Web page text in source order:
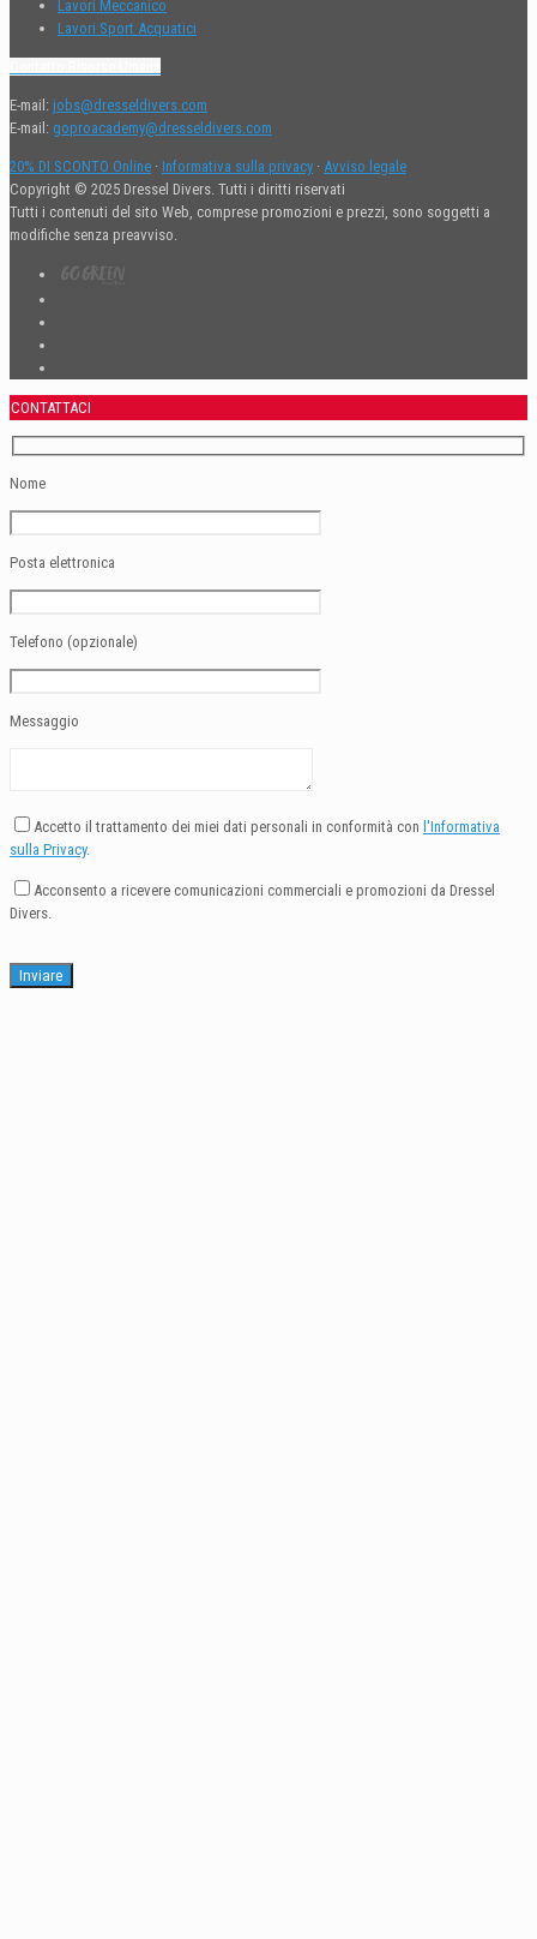
Lavori Meccanico
Lavori Sport Acquatici
E-mail: jobs@dresseldivers.com
E-mail: goproacademy@dresseldivers.com
20% DI SCONTO Online · Informativa sulla privacy · Avviso legale
Copyright © 2025 Dressel Divers. Tutti i diritti riservati
Tutti i contenuti del sito Web, comprese promozioni e prezzi, sono soggetti a
modifiche senza preavviso.
CONTATTACI
Nome
Posta elettronica
Telefono (opzionale)
Messaggio
Accetto il trattamento dei miei dati personali in conformità con l'Informativa
sulla Privacy.
Acconsento a ricevere comunicazioni commerciali e promozioni da Dressel
Divers.